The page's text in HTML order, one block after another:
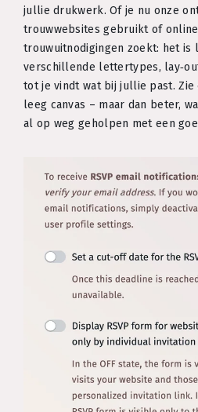
jullie drukwerk. Of je nu onze
trouwwebsites gebruikt of
trouwuitnodigingen zoekt: het is
verschillende lettertypes,
tot je vindt wat bij jullie past.
leeg canvas – maar dan beter,
al op weg geholpen met een